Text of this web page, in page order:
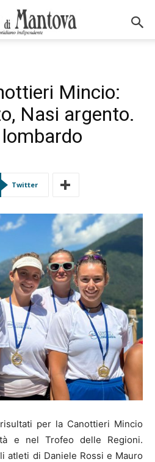
Mincio:
Nasi argento.
Twitter
per la Canottieri Mincio
e nel Trofeo delle Regioni.
atleti di Daniele Rossi e Mauro